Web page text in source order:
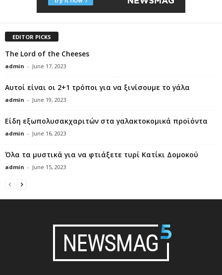
EDITOR PICKS
The Lord of the Cheeses
admin - June 17, 2023
Αυτοί είναι οι 2+1 τρόποι για να ξινίσουμε το γάλα
admin - June 19, 2023
Είδη εξωπολυσακχαριτών στα γαλακτοκομικά προϊόντα
admin - June 16, 2023
Όλα τα μυστικά για να φτιάξετε τυρί Κατίκι Δομοκού
admin - June 15, 2023